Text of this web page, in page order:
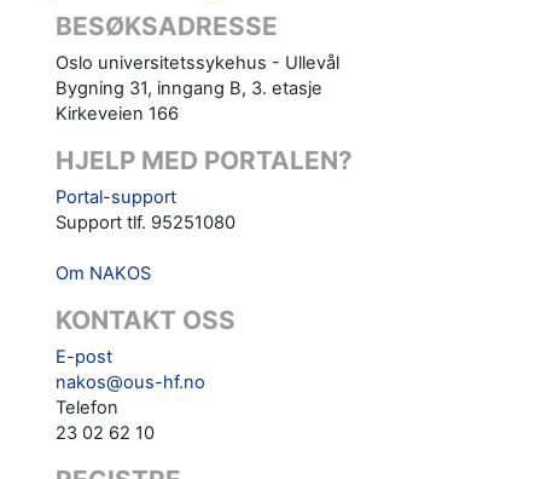
BESØKSADRESSE
Oslo universitetssykehus - Ullevål
Bygning 31, inngang B, 3. etasje
Kirkeveien 166
HJELP MED PORTALEN?
Portal-support
Support tlf. 95251080
Om NAKOS
KONTAKT OSS
E-post
nakos@ous-hf.no
Telefon
23 02 62 10